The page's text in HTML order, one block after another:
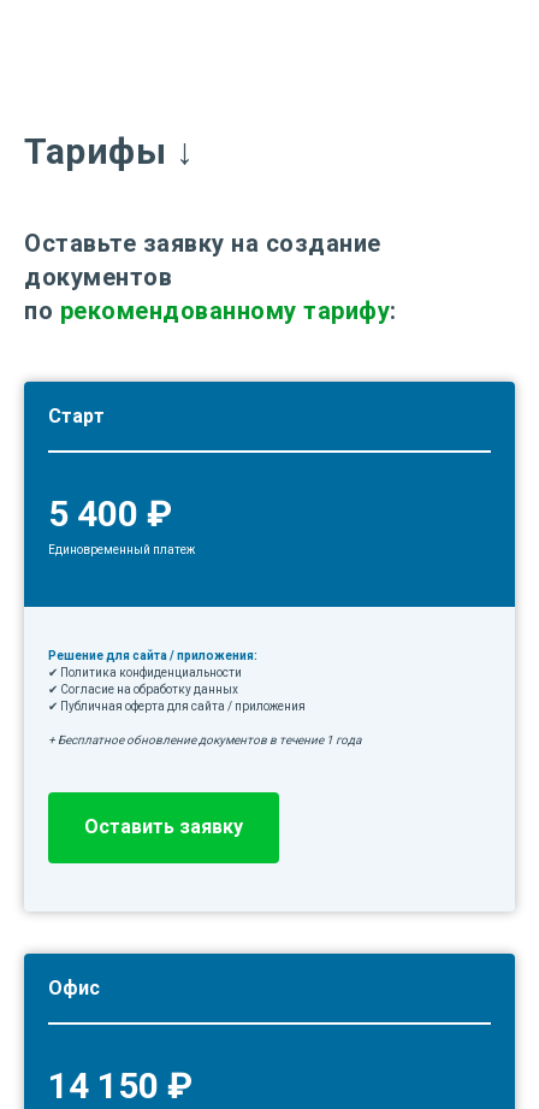
Тарифы ↓
Оставьте заявку на создание
документов
по рекомендованному тарифу:
Старт
5 400 ₽
Единовременный платеж
Решение для сайта / приложения:
✔ Политика конфиденциальности
✔ Согласие на обработку данных
✔ Публичная оферта для сайта / приложения
+ Бесплатное обновление документов в течение 1 года
Оставить заявку
Офис
14 150 ₽